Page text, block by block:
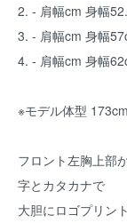
2. - 肩幅cm 身幅
3. - 肩幅cm 身幅
4. - 肩幅cm 身幅
※モデル体型
フロント左胸上部
字とカタカナで
大胆にロゴプリン